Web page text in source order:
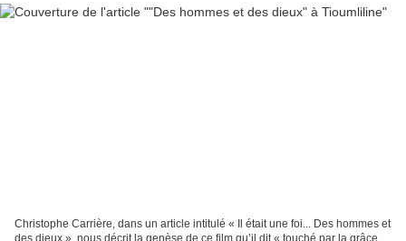
Christophe Carrière, dans un article intitulé « Il était une foi... Des hommes et
des dieux », nous décrit la genèse de ce film qu’il dit « touché par la grâce